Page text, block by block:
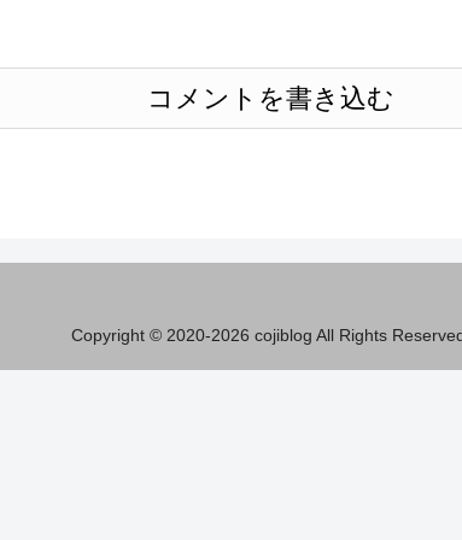
コメントを書き込む
Copyright © 2020-2026 cojiblog All Rights